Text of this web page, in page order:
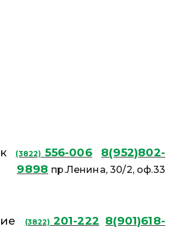
(3822) 556-006
8(952)802-
9898 пр.Ленина, 30/2, оф.33
(3822) 201-222 8(901)618-